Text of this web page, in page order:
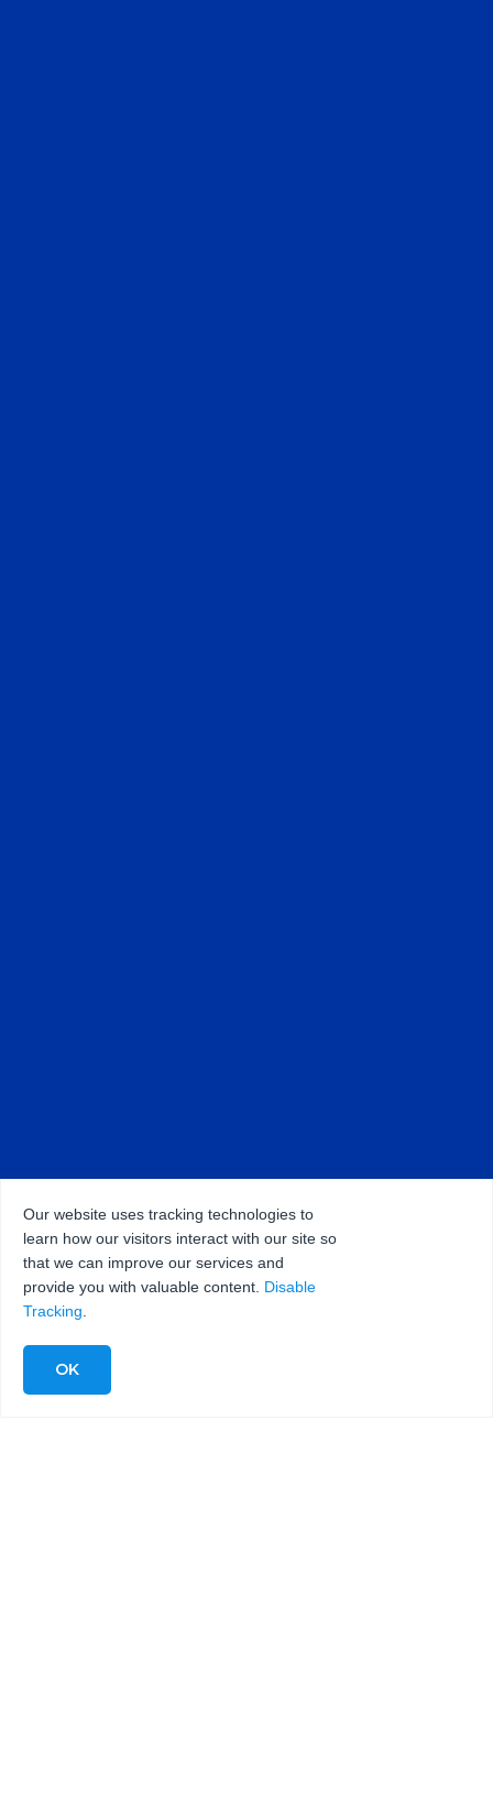
Our website uses tracking technologies to
learn how our visitors interact with our site so
that we can improve our services and
provide you with valuable content. Disable
Tracking